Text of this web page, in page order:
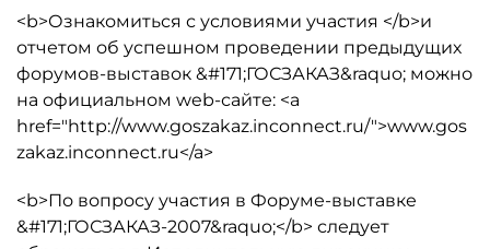
<b>Ознакомиться с условиями участия </b>и
отчетом об успешном проведении предыдущих
форумов-выставок &#171;ГОСЗАКАЗ&raquo; можно
на официальном web-сайте: <a
href="http://www.goszakaz.inconnect.ru/">www.gos
zakaz.inconnect.ru</a>
<b>По вопросу участия в Форуме-выставке
&#171;ГОСЗАКАЗ-2007&raquo;</b> следует